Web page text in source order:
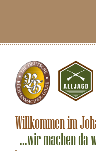
Willkommen im
...wir machen da